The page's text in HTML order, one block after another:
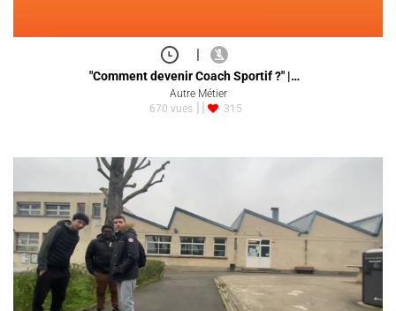
|
"Comment devenir Coach Sportif ?" |…
Autre Métier
670 vues
315